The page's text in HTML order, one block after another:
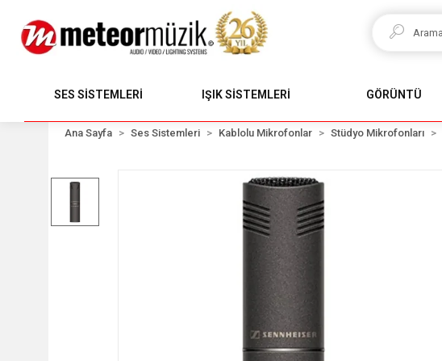
SES SİSTEMLERİ IŞIK SİSTEMLERİ GÖRÜNTÜ
Ana Sayfa Ses Sistemleri Kablolu Mikrofonlar Stüdyo Mikrofonları